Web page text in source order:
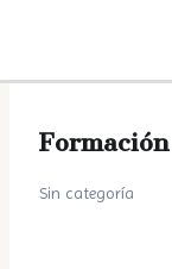
contenido
Sin categoría